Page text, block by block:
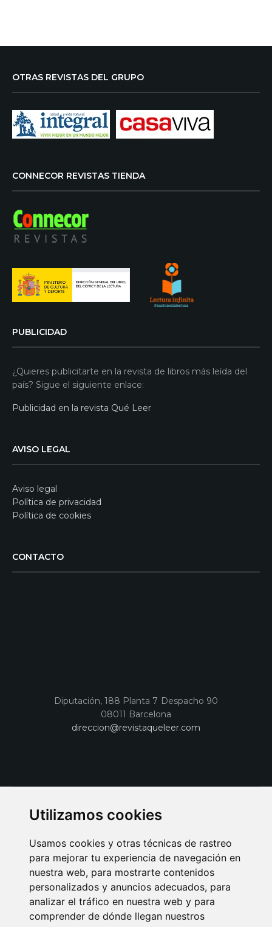
Utilizamos cookies
Usamos cookies y otras técnicas de rastreo
para mejorar tu experiencia de navegación en
nuestra web, para mostrarte contenidos
personalizados y anuncios adecuados, para
analizar el tráfico en nuestra web y para
comprender de dónde llegan nuestros
OTRAS REVISTAS DEL GRUPO
CONNECOR REVISTAS TIENDA
PUBLICIDAD
¿Quieres publicitarte en la revista de libros más leída del
país? Sigue el siguiente enlace:
Publicidad en la revista Qué Leer
AVISO LEGAL
Aviso legal
Política de privacidad
Política de cookies
CONTACTO
Diputación, 188 Planta 7 Despacho 90
08011 Barcelona
direccion@revistaqueleer.com
AVISO LEGAL POLITICA DE COOKIES
POLITICA DE PRIVACIDAD
PUBLICIDAD EN LA REVISTA QUÉ LEER
SORTEO-PREESTRENOS